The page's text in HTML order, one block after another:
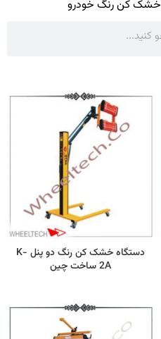
خشک کن رنگ خودرو
دستگاه خشک کن رنگ دو پنل K-
2A ساخت چین